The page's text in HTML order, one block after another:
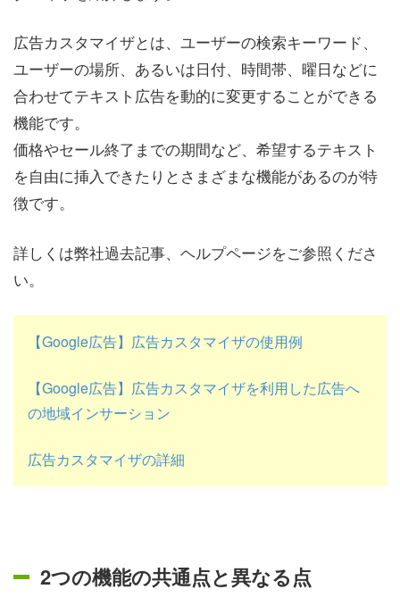
広告カスタマイザとは、ユーザーの検索キーワード、
ユーザーの場所、あるいは日付、時間帯、曜日などに
合わせてテキスト広告を動的に変更することができる
機能です。
価格やセール終了までの期間など、希望するテキスト
を自由に挿入できたりとさまざまな機能があるのが特
徴です。
詳しくは弊社過去記事、ヘルプページをご参照くださ
い。
【Google広告】広告カスタマイザの使用例
【Google広告】広告カスタマイザを利用した広告へ
の地域インサーション
広告カスタマイザの詳細
2つの機能の共通点と異なる点